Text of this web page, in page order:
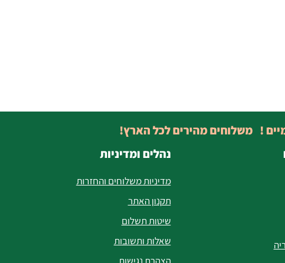
נהלים ומדיניות
מדיניות משלוחים והחזרות
תקנון האתר
שיטות תשלום
שאלות ותשובות
! משלוחים מהירים לכל הארץ!